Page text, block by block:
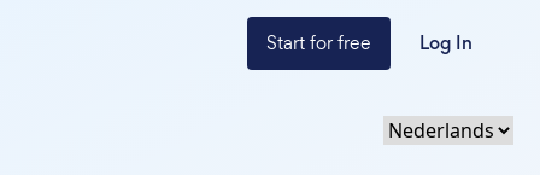
Start for free Log In